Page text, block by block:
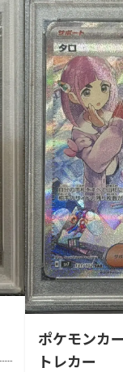
ポケモンカ
トレカー